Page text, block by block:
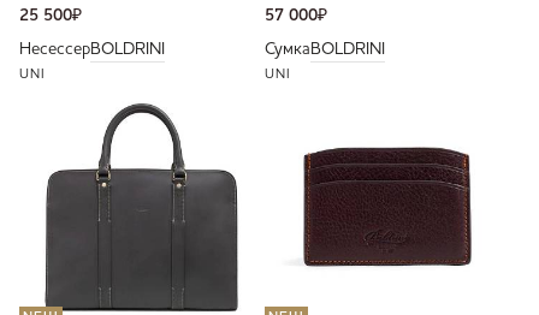
25 500₽
НесессерBOLDRINI
UNI
57 000₽
Сумка BOLDRINI
UNI